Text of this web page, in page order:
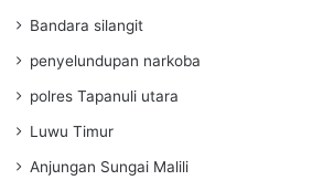
Bandara silangit
penyelundupan narkoba
polres Tapanuli utara
Luwu Timur
Anjungan Sungai Malili